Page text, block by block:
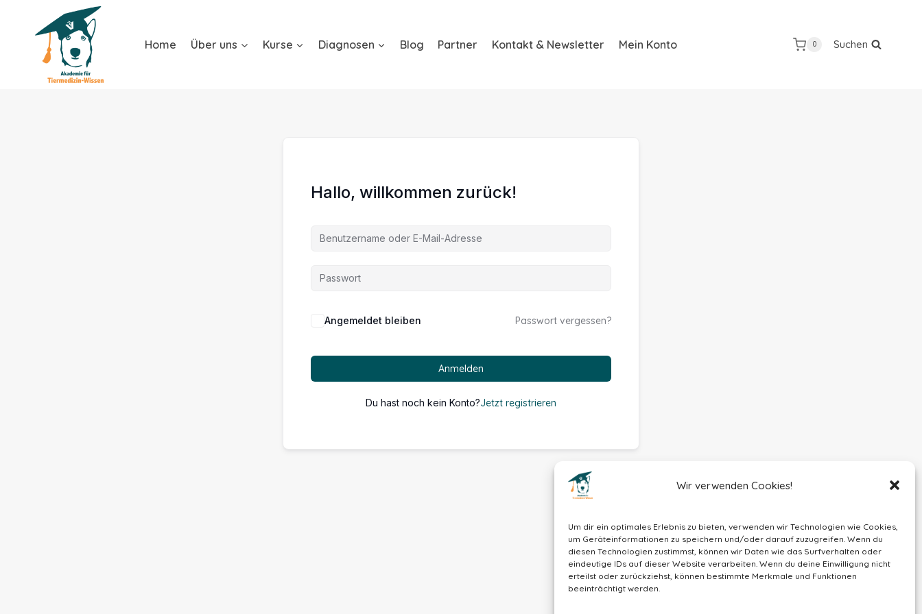
Wir verwenden Cookies!
Um dir ein optimales Erlebnis zu bieten, verwenden wir Technologien wie Cookies,
um Geräteinformationen zu speichern und/oder darauf zuzugreifen. Wenn du
diesen Technologien zustimmst, können wir Daten wie das Surfverhalten oder
eindeutige IDs auf dieser Website verarbeiten. Wenn du deine Einwilligung nicht
erteilst oder zurückziehst, können bestimmte Merkmale und Funktionen
beeinträchtigt werden.
Home Über uns Kurse Diagnosen Blog Partner Kontakt & Newsletter Mein Konto 0 Suchen
Hallo, willkommen zurück!
Alternative:
Angemeldet bleiben Passwort vergessen?
Anmelden
Du hast noch kein Konto?Jetzt registrieren